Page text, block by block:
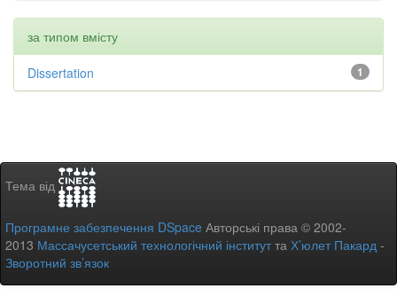
за типом вмісту
1
Dissertation
Тема від
Програмне забезпечення DSpace Авторські права © 2002-
2013 Массачусетський технологічний інститутта Х’юлет Пакард -
Зворотний зв’язок